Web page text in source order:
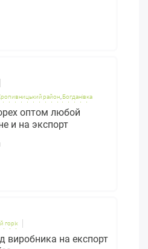
район ,Богданівка
оптом любой
и на экспорт
горіх
виробника на експорт